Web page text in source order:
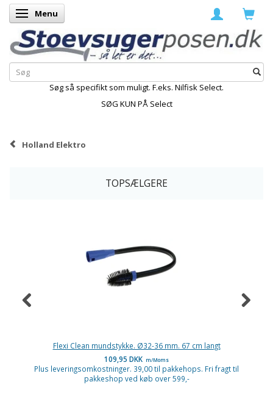
Skifte navigation
Menu
Søg så specifikt som muligt. F.eks. Nilfisk Select.
SØG KUN PÅ Select
Holland Elektro
TOPSÆLGERE
Flexi Clean mundstykke. Ø32-36 mm. 67 cm langt
109,95 DKK m/Moms
Plus leveringsomkostninger. 39,00 til pakkehops. Fri fragt til
pakkeshop ved køb over 599,-